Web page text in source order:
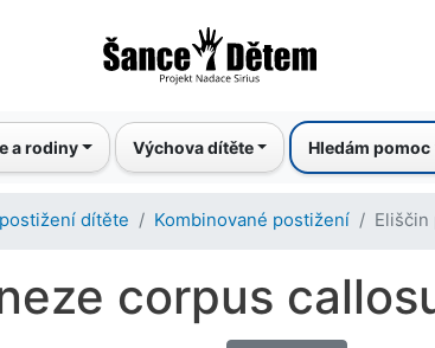
k
hlavnímu
a rodiny Výchova dítěte Hledám pomoc
dítěte Kombinované postižení Eliščin
corpus